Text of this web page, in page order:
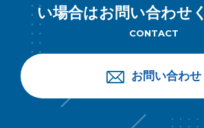
い場合はお問い合わせ
CONTACT
お問い合わせ